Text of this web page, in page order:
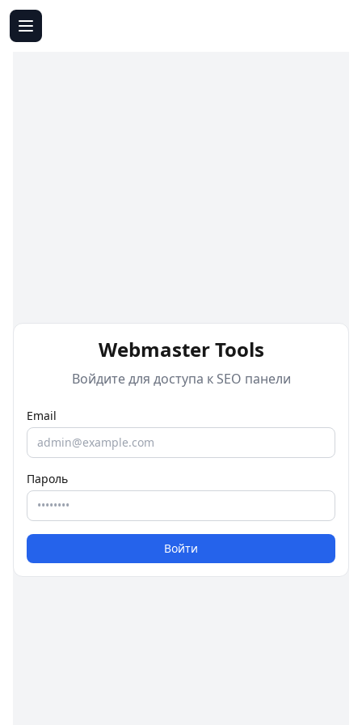
Webmaster Tools
Войдите для доступа к SEO панели
Email
Пароль
Войти